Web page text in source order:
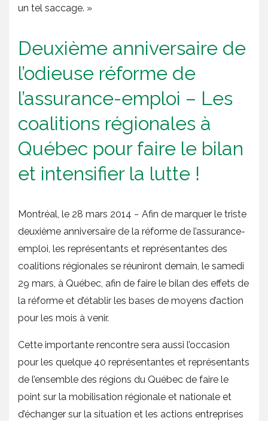
un tel saccage. »
Deuxième anniversaire de
l’odieuse réforme de
l’assurance-emploi – Les
coalitions régionales à
Québec pour faire le bilan
et intensifier la lutte !
Montréal, le 28 mars 2014 − Afin de marquer le triste
deuxième anniversaire de la réforme de l’assurance-
emploi, les représentants et représentantes des
coalitions régionales se réuniront demain, le samedi
29 mars, à Québec, afin de faire le bilan des effets de
la réforme et d’établir les bases de moyens d’action
pour les mois à venir.
Cette importante rencontre sera aussi l’occasion
pour les quelque 40 représentantes et représentants
de l’ensemble des régions du Québec de faire le
point sur la mobilisation régionale et nationale et
d’échanger sur la situation et les actions entreprises